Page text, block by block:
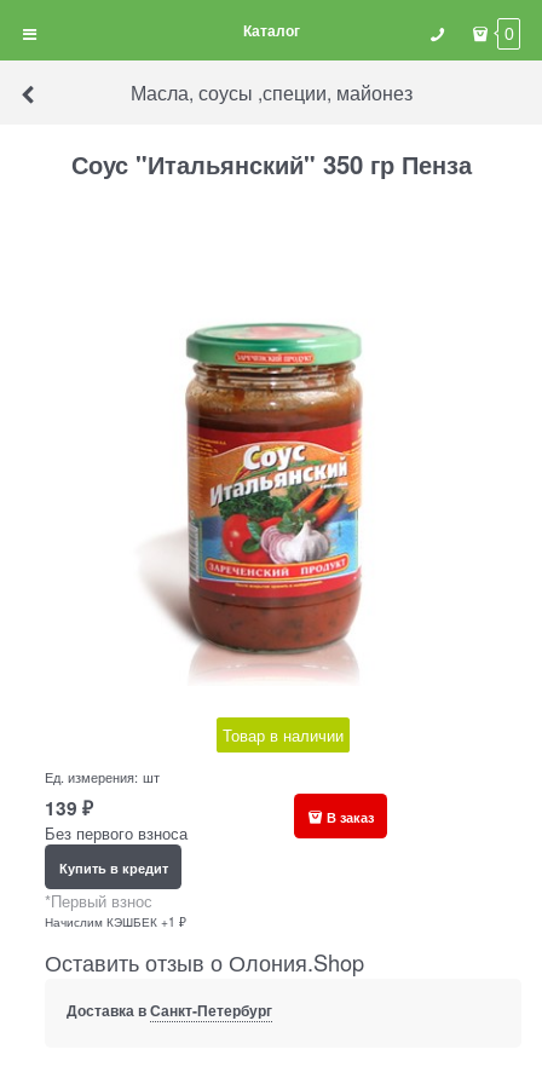
Каталог 0
Масла, соусы ,специи, майонез
Соус "Итальянский" 350 гр Пенза
Товар в наличии
Ед. измерения: шт
139 ₽
Без первого взноса
Купить в кредит
*Первый взнос
Начислим КЭШБЕК +1 ₽
В заказ
Оставить отзыв о Олония.Shop
Доставка вСанкт-Петербург